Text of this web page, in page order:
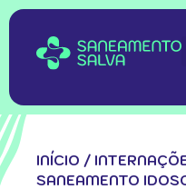
INÍCIO /
SANEAMENTO